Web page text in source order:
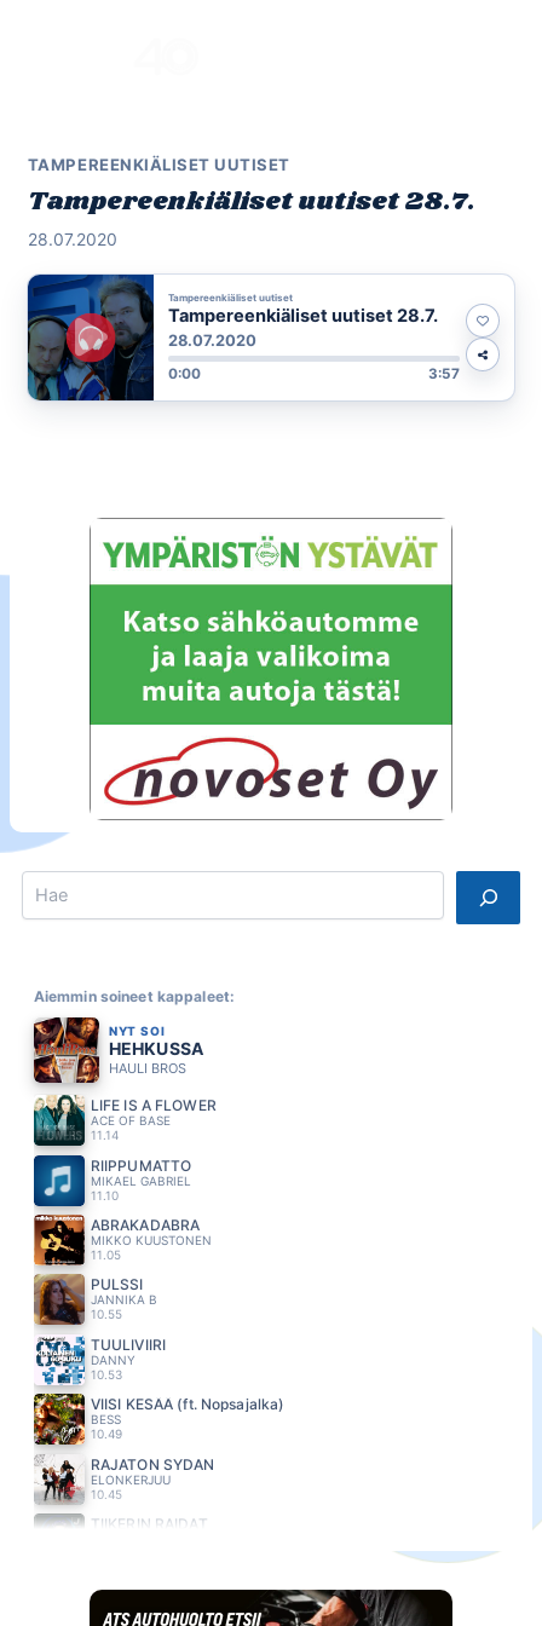
TAMPEREENKIÄLISET UUTISET
Tampereenkiäliset uutiset 28.7.
28.07.2020
Tampereenkiäliset uutiset
Tampereenkiäliset uutiset 28.7.
28.07.2020
0:00 3:57
Search
Aiemmin soineet kappaleet:
NYT SOI
HEHKUSSA
HAULI BROS
LIFE IS A FLOWER
ACE OF BASE
11.14
RIIPPUMATTO
MIKAEL GABRIEL
11.10
ABRAKADABRA
MIKKO KUUSTONEN
11.05
PULSSI
JANNIKA B
10.55
TUULIVIIRI
DANNY
10.53
VIISI KESÄÄ (ft. Nopsajalka)
BESS
10.49
RAJATON SYDAN
ELONKERJUU
10.45
TIIKERIN RAIDAT
PAUL ANKA
10.37